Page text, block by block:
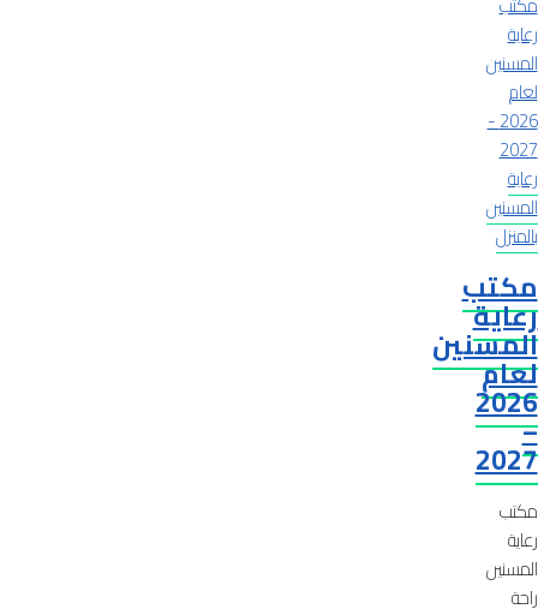
رعاية
المسنين
بالمنزل
مكتب
رعاية
المسنين
لعام
2026
–
2027
مكتب
رعاية
المسنين
راحة